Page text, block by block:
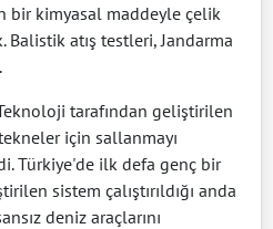
bir kimyasal maddeyle çelik
atış testleri, Jandarma
tarafından geliştirilen
için sallanmayı
Türkiye'de ilk defa genç bir
sistem çalıştırıldığı anda
deniz araçlarını